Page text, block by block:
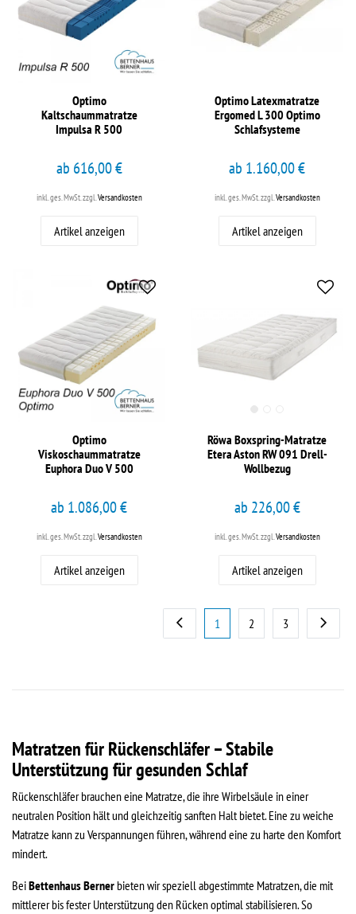
Optimo
Kaltschaummatratze
Impulsa R 500
ab 616,00 €
inkl. ges. MwSt. zzgl. Versandkosten
Artikel anzeigen
Optimo Latexmatratze
Ergomed L 300 Optimo
Schlafsysteme
ab 1.160,00 €
inkl. ges. MwSt. zzgl. Versandkosten
Artikel anzeigen
Optimo
Viskoschaummatratze
Euphora Duo V 500
ab 1.086,00 €
inkl. ges. MwSt.zzgl.Versandkosten
Artikel anzeigen
Röwa Boxspring-Matratze
Etera Aston RW 091 Drell-
Wollbezug
ab 226,00 €
inkl. ges. MwSt.zzgl.Versandkosten
Artikel anzeigen
1 2 3
Matratzen für Rückenschläfer – Stabile
Unterstützung für gesunden Schlaf
Rückenschläfer brauchen eine Matratze, die ihre Wirbelsäule in einer
neutralen Position hält und gleichzeitig sanften Halt bietet. Eine zu weiche
Matratze kann zu Verspannungen führen, während eine zu harte den Komfort
mindert.
BeiBettenhaus Berner bieten wir speziell abgestimmte Matratzen, die mit
mittlerer bis fester Unterstützung den Rücken optimal stabilisieren. So